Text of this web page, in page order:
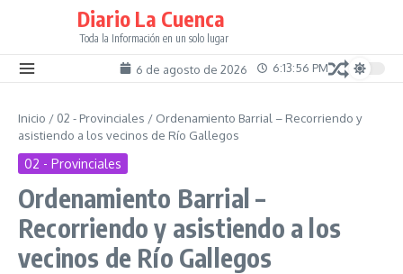
Diario La Cuenca
Toda la Información en un solo lugar
6 de agosto de 2026 6:13:57 PM
Inicio / 02 - Provinciales / Ordenamiento Barrial – Recorriendo y
asistiendo a los vecinos de Río Gallegos
02 - Provinciales
Ordenamiento Barrial –
Recorriendo y asistiendo a los
vecinos de Río Gallegos